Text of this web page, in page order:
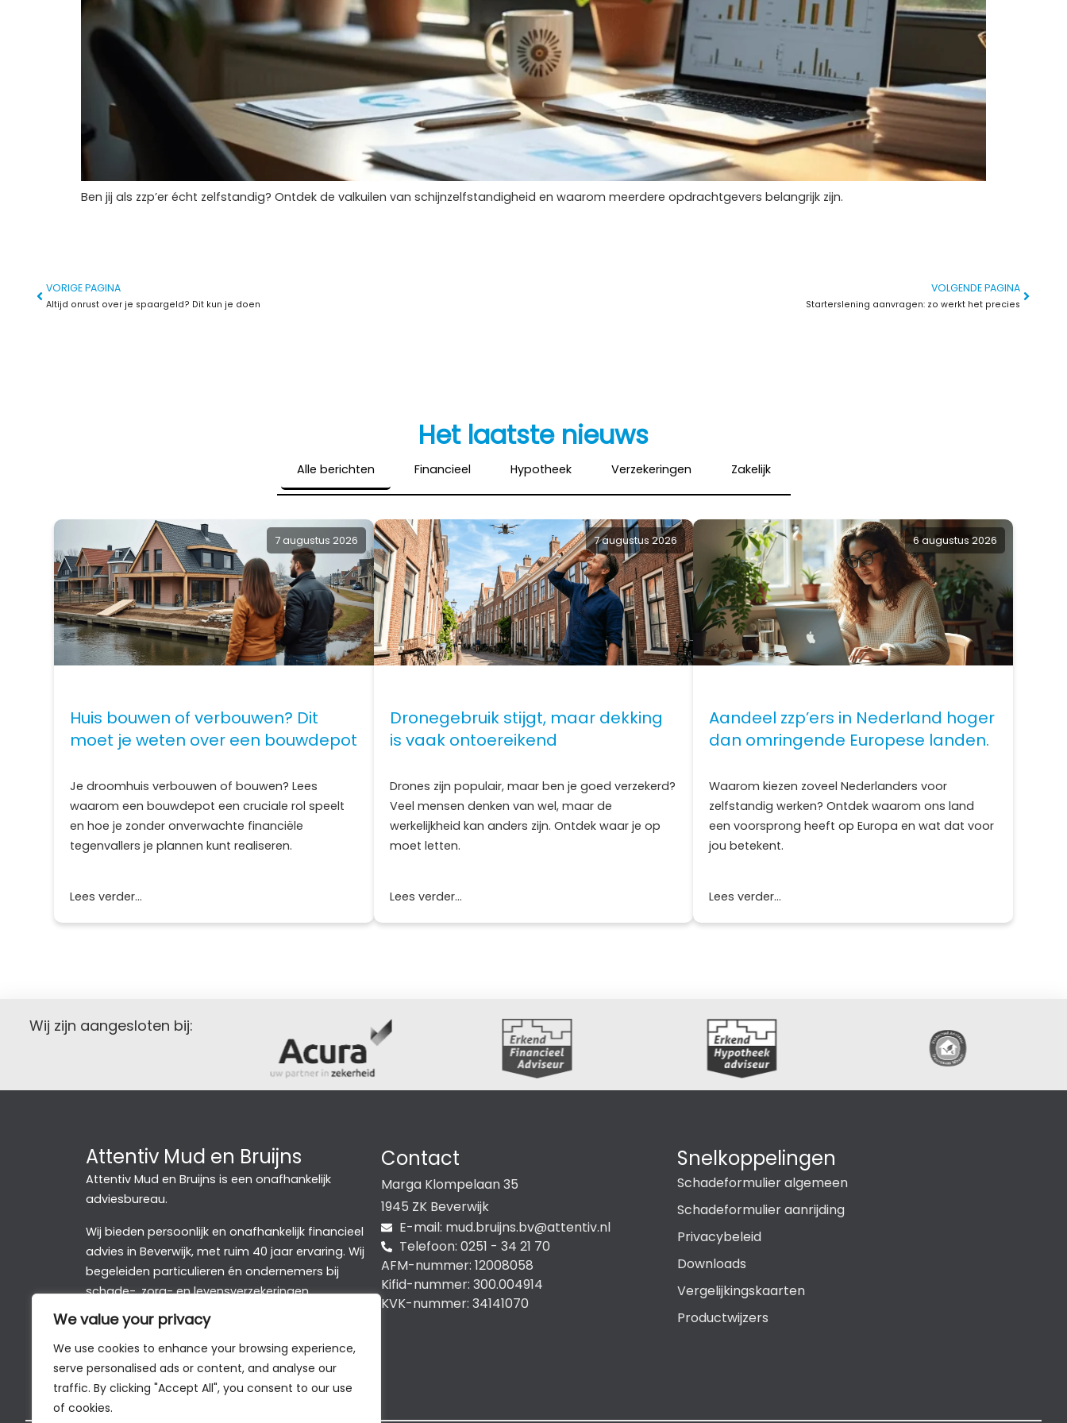
We value your privacy
We use cookies to enhance your browsing experience,
serve personalised ads or content, and analyse our
traffic. By clicking "Accept All", you consent to our use
of cookies.
Ben jij als zzp’er écht zelfstandig? Ontdek de valkuilen van schijnzelfstandigheid en waarom meerdere opdrachtgevers belangrijk zijn.
VORIGE PAGINA
Altijd onrust over je spaargeld? Dit kun je doen
VOLGENDE PAGINA
Starterslening aanvragen: zo werkt het precies
Het laatste nieuws
Alle berichten Financieel Hypotheek Verzekeringen Zakelijk
7 augustus 2026
Huis bouwen of verbouwen? Dit
moet je weten over een bouwdepot
Je droomhuis verbouwen of bouwen? Lees
waarom een bouwdepot een cruciale rol speelt
en hoe je zonder onverwachte financiële
tegenvallers je plannen kunt realiseren.
Lees verder...
7 augustus 2026
Dronegebruik stijgt, maar dekking
is vaak ontoereikend
Drones zijn populair, maar ben je goed verzekerd?
Veel mensen denken van wel, maar de
werkelijkheid kan anders zijn. Ontdek waar je op
moet letten.
Lees verder...
6 augustus 2026
Aandeel zzp’ers in Nederland hoger
dan omringende Europese landen.
Waarom kiezen zoveel Nederlanders voor
zelfstandig werken? Ontdek waarom ons land
een voorsprong heeft op Europa en wat dat voor
jou betekent.
Lees verder...
Wij zijn aangesloten bij:
Attentiv Mud en Bruijns
Attentiv Mud en Bruijns is een onafhankelijk
adviesbureau.
Wij bieden persoonlijk en onafhankelijk financieel
advies in Beverwijk, met ruim 40 jaar ervaring. Wij
begeleiden particulieren én ondernemers bij
schade-, zorg- en levensverzekeringen,
hypotheken, leningen, pensioen en sparen &
beleggen.
Contact
Marga Klompelaan 35
1945 ZK Beverwijk
E-mail:
ln.vitnetta
@vb.snjiurb.dum
Telefoon: 0251 - 34 21 70
AFM-nummer: 12008058
Kifid-nummer: 300.004914
KVK-nummer: 34141070
Snelkoppelingen
Schadeformulier algemeen
Schadeformulier aanrijding
Privacybeleid
Downloads
Vergelijkingskaarten
Productwijzers